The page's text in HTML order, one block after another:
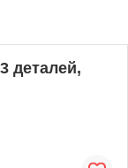
деталей,